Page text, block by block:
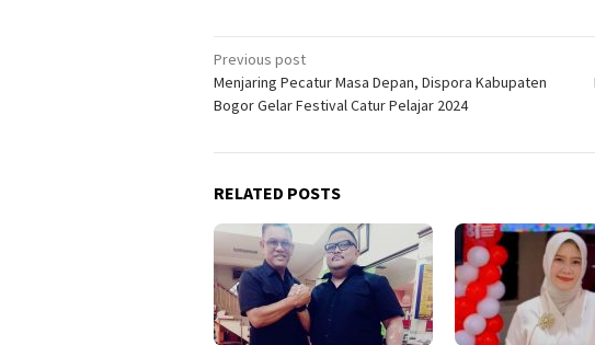
Post
navigation
Previous post
Menjaring Pecatur Masa Depan, Dispora Kabupaten
Bogor Gelar Festival Catur Pelajar 2024
RELATED POSTS